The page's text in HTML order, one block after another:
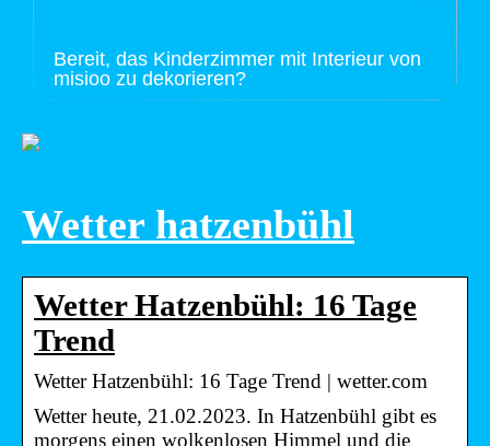
Bereit, das Kinderzimmer mit Interieur von
misioo zu dekorieren?
Wetter hatzenbühl
Wetter Hatzenbühl: 16 Tage
Trend
Wetter Hatzenbühl: 16 Tage Trend | wetter.com
Wetter heute, 21.02.2023. In Hatzenbühl gibt es
morgens einen wolkenlosen Himmel und die